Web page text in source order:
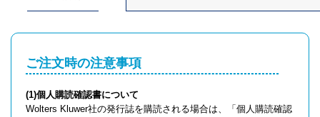
ご注文時の注意事項
(1)個人購読確認書について
Wolters Kluwer社の発行誌を購読される場合は、「個人購読確認